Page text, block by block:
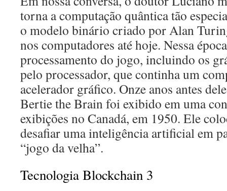
torna a computação quântica tão
o modelo binário criado por Alan
nos computadores até hoje. Nessa
processamento do jogo, incluindo os
pelo processador, que continha um
acelerador gráfico. Onze anos antes
Bertie the Brain foi exibido em uma
exibições no Canadá, em 1950. Ele
desafiar uma inteligência artificial em
“jogo da velha”.
Tecnologia Blockchain 3